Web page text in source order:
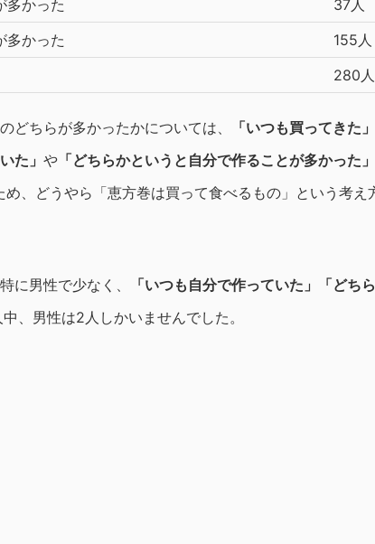
多かった
37人
多かった
155人
280人
どちらが多かったかについては、 「いつも買ってきた」
た」 や 「どちらかというと自分で作ることが多かった」
、どうやら「恵方巻は買って食べるもの」という考え
に男性で少なく、
「いつも自分で作っていた」「どち
、男性は2人しかいませんでした。